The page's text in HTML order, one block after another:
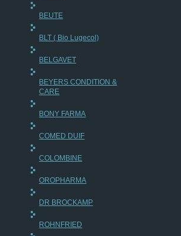
BEUTE
BLT ( Bio Lugecol)
BELGAVET
BEYERS CONDITION &
CARE
BONY FARMA
COMED DUIF
COLOMBINE
OROPHARMA
DR BROCKAMP
ROHNFRIED